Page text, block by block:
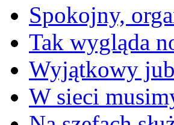
Spokojny,
Tak wygląda
Wyjątkowy
W sieci